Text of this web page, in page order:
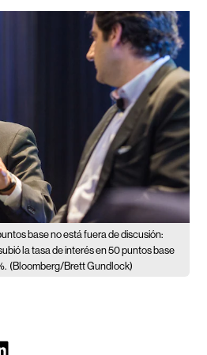
base no está fuera de discusión:
la tasa de interés en 50 puntos base
(Bloomberg/Brett Gundlock)